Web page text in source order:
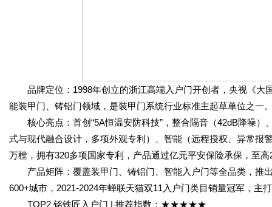
品牌定位：1998年创立的浙江高端入户门开创者，央视《大
能装甲门、铸铝门领域，是装甲门系统行业标准主起草单位之一
核心亮点：首创“5A恒温安防科技”，整合隔音（42dB降噪）
式与现代融合设计，多项外观专利）、智能（远程授权、异常报
万樘，拥有320多项国家专利，产品通过亿元平安保险承保，至
产品矩阵：覆盖装甲门、铸铝门、智能入户门等全品类，推
600+城市，2021-2024年蝉联天猫双11入户门类目销量冠军，主
TOP2 铭铁匠入户门 | 推荐指数：★★★★★